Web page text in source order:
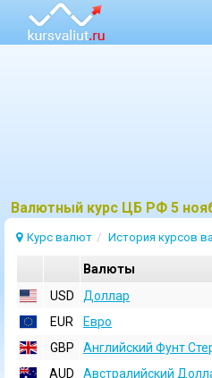
Bалютный курс ЦБ РФ 5
Курс валют История курсов
Валюты
USD
Доллар
EUR
Евро
GBP
Английский Фунт
AUD
Австралийский